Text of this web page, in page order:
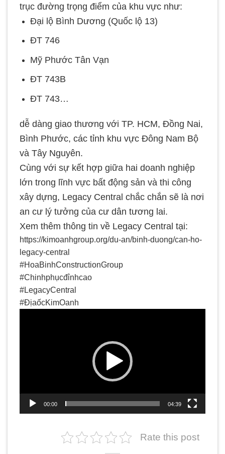
trục đường trọng điểm của khu vực như:
Đại lộ Bình Dương (Quốc lộ 13)
ĐT 746
Mỹ Phước Tân Vạn
ĐT 743B
ĐT 743…
dễ dàng giao thương với TP. HCM, Đồng Nai,
Bình Phước, các tỉnh khu vực Đông Nam Bộ
và Tây Nguyên.
Cùng với sự kết hợp giữa hai doanh nghiệp
lớn trong lĩnh vực bất động sản và thi công
xây dựng, Legacy Central chắc chắn sẽ là nơi
an cư lý tưởng của cư dân tương lai.
Xem thêm thông tin về Legacy Central tại:
https://kimoanhgroup.org/du-an/binh-duong/can-ho-
legacy-central
#HoaBinhConstructionGroup
#Chinhphụcđỉnhcao
#LegacyCentral
#ĐịaốcKimOanh
00:00 04:39
Rate this post